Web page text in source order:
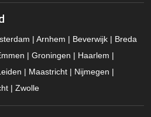
| Arnhem | Beverwijk | Breda
| Groningen | Haarlem |
| Maastricht | Nijmegen |
| Zwolle